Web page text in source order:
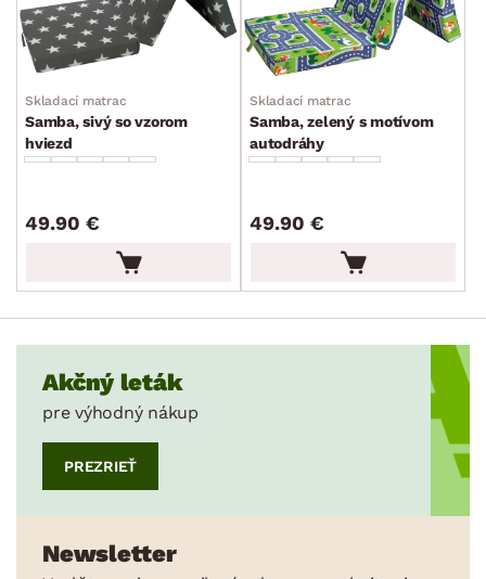
Skladací matrac
Samba, sivý so vzorom
hviezd
49.90 €
Skladací matrac
Samba, zelený s motívom
autodráhy
49.90 €
Akčný leták
pre výhodný nákup
PREZRIEŤ
Newsletter